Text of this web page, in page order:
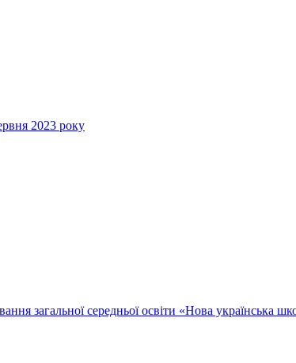
2023 року
загальної середньої освіти «Нова українська